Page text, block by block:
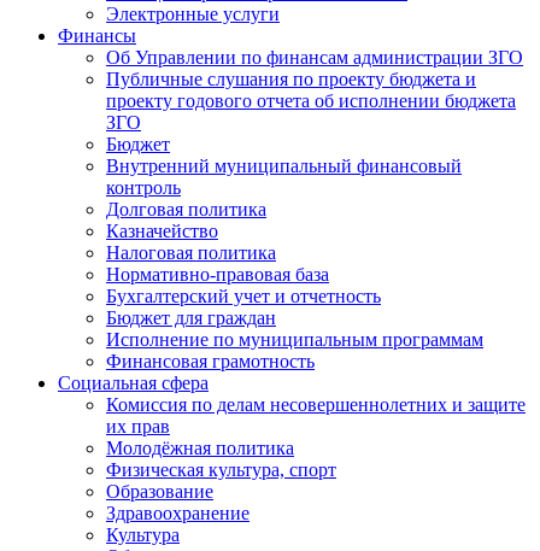
Электронные услуги
Финансы
Об Управлении по финансам администрации ЗГО
Публичные слушания по проекту бюджета и
проекту годового отчета об исполнении бюджета
ЗГО
Бюджет
Внутренний муниципальный финансовый
контроль
Долговая политика
Казначейство
Налоговая политика
Нормативно-правовая база
Бухгалтерский учет и отчетность
Бюджет для граждан
Исполнение по муниципальным программам
Финансовая грамотность
Социальная сфера
Комиссия по делам несовершеннолетних и защите
их прав
Молодёжная политика
Физическая культура, спорт
Образование
Здравоохранение
Культура